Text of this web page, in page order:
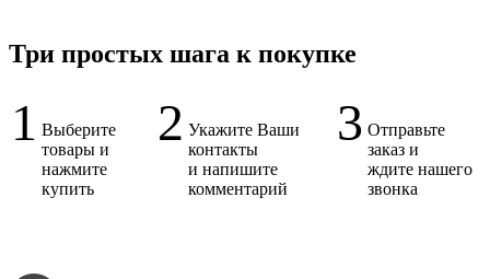
Три простых шага к покупке
1 Выберите
товары и
нажмите
купить
2 Укажите Ваши
контакты
и напишите
комментарий
3 Отправьте
заказ и
ждите нашего
звонка